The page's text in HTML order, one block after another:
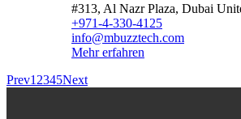
#313, Al Nazr Plaza, Dubai
+971-4-330-4125
info@mbuzztech.com
Mehr erfahren
Prev1 2345Next